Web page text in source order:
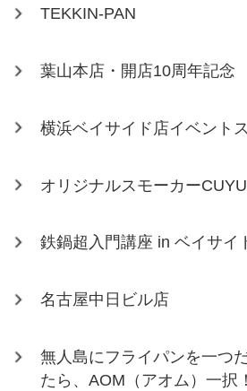
TEKKIN-PAN
葉山本店・開店10周年記念
横浜ベイサイド店イベント
オリジナルスモーカー
鉄鍋超入門講座 in ベイサイ
名古屋中日ビル店
無人島にフライパンを一つ
たら、AOM（アオム）一択！